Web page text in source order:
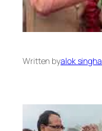
Written byalok